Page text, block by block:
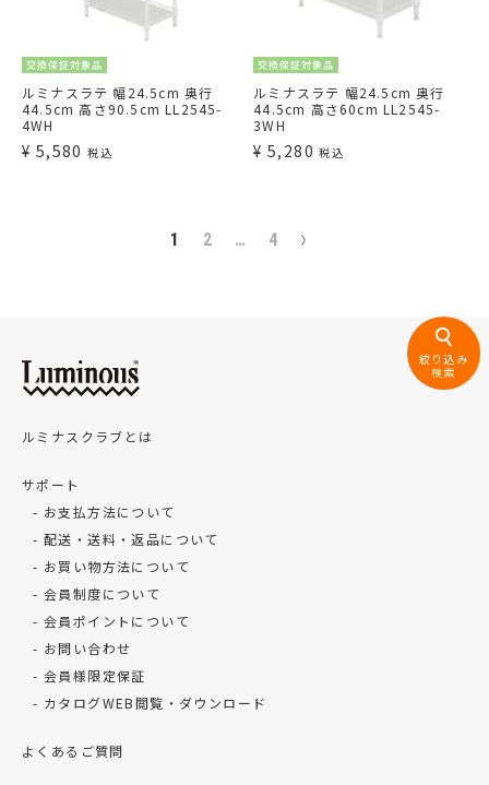
交換保証対象品
ルミナスラテ 幅24.5cm 奥行
44.5cm 高さ90.5cm LL2545-
4WH
¥ 5,580 税込
交換保証対象品
ルミナスラテ 幅24.5cm 奥行
44.5cm 高さ60cm LL2545-
3WH
¥ 5,280 税込
1 2 … 4
絞り込み
検索
ルミナスクラブとは
サポート
お支払方法について
配送・送料・返品について
お買い物方法について
会員制度について
会員ポイントについて
お問い合わせ
会員様限定保証
カタログWEB閲覧・ダウンロード
よくあるご質問